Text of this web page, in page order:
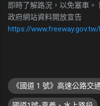
即時了解路況，以免塞車
政府網站資料開放宣告
https://
《國道 1 號》高速公路交